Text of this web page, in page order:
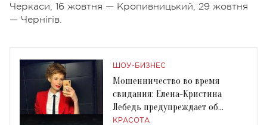
Черкаси, 16 жовтня — Кропивницький, 29 жовтня
— Чернігів.
ШОУ-БИЗНЕС
Мошенничество во время
свидания: Елена-Кристина
Лебедь предупреждает об
опасной афере
КРАСОТА